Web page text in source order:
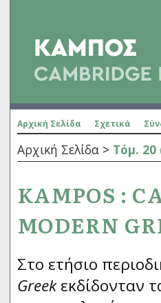
Αρχική Σελίδα Σχετικά
Αρχική Σελίδα > Τόμ. 20
KAMPOS :
MODERN
Στο ετήσιο
Greekεκδίδονταν